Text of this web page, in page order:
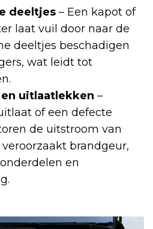
deeltjes – Een kapot of
laat vuil door naar de
deeltjes beschadigen
wat leidt tot
uitlaatlekken –
of een defecte
de uitstroom van
brandgeur,
en